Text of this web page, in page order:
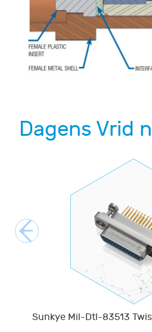
Dagens Vrid
Sunkye Mil-Dtl-83513